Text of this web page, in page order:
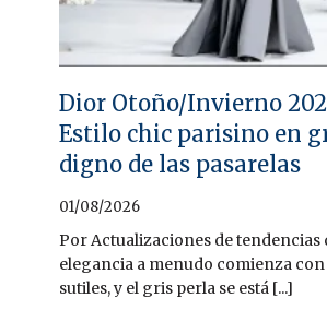
Dior Otoño/Invierno
Estilo chic parisino en
digno de las pasarelas
01/08/2026
Por Actualizaciones de tendencias
elegancia a menudo comienza
sutiles, y el gris perla se está [...]